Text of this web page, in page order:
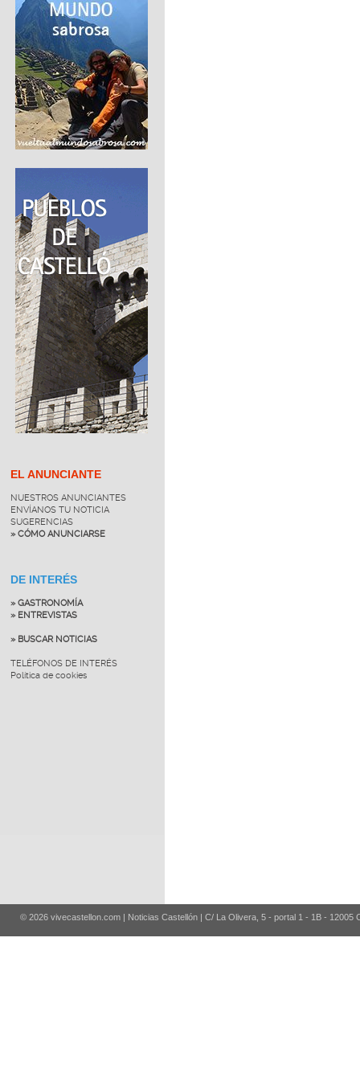
EL ANUNCIANTE
NUESTROS ANUNCIANTES
ENVÍANOS TU NOTICIA
SUGERENCIAS
» CÓMO ANUNCIARSE
DE INTERÉS
» GASTRONOMÍA
» ENTREVISTAS
» BUSCAR NOTICIAS
TELÉFONOS DE INTERÉS
Política de cookies
© 2026 vivecastellon.com | Noticias Castellón | C/ La Olivera, 5 - portal 1 - 1B - 12005